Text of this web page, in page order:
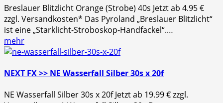
Breslauer Blitzlicht Orange (Strobe) 40s Jetzt ab 4.95 €
zzgl. Versandkosten* Das Pyroland „Breslauer Blitzlicht“
ist eine „Starklicht-Stroboskop-Handfackel“.…
mehr
NEXT FX >> NE Wasserfall Silber 30s x 20f
NE Wasserfall Silber 30s x 20f Jetzt ab 19.99 € zzgl.